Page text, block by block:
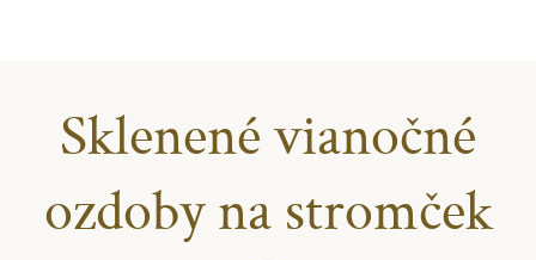
Sklenené vianočné
ozdoby na stromček